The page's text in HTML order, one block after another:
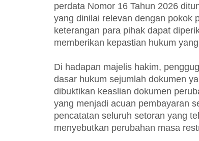
perdata Nomor 16 Tahun 2026
yang dinilai relevan dengan pokok
keterangan para pihak dapat
memberikan kepastian hukum
Di hadapan majelis hakim,
dasar hukum sejumlah dokumen
dibuktikan keaslian dokumen
yang menjadi acuan pembayaran
pencatatan seluruh setoran yang
menyebutkan perubahan masa